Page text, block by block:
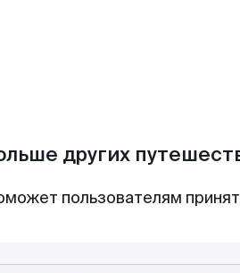
других
пользователям